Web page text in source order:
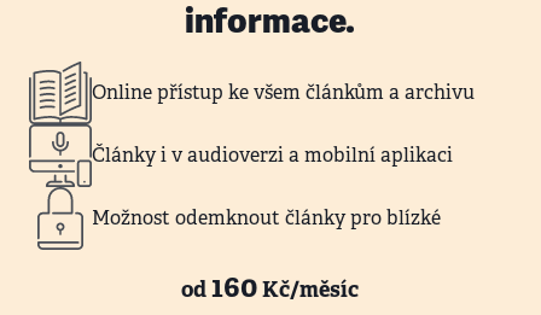
informace.
Online přístup ke všem článkům a archivu
Články i v audioverzi a mobilní aplikaci
Možnost odemknout články pro blízké
od160Kč/měsíc